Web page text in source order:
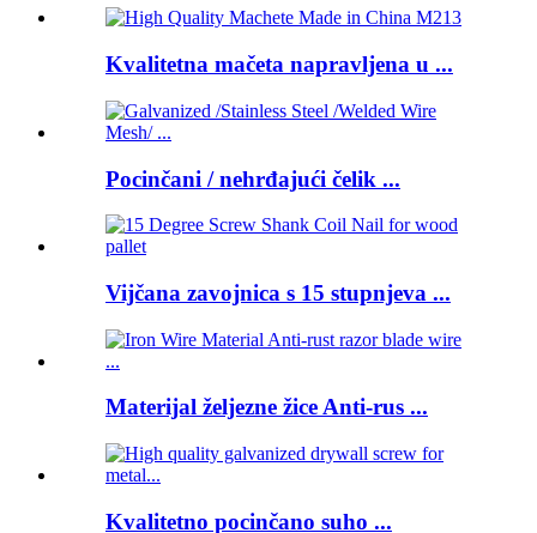
Kvalitetna mačeta napravljena u ...
Pocinčani / nehrđajući čelik ...
Vijčana zavojnica s 15 stupnjeva ...
Materijal željezne žice Anti-rus ...
Kvalitetno pocinčano suho ...